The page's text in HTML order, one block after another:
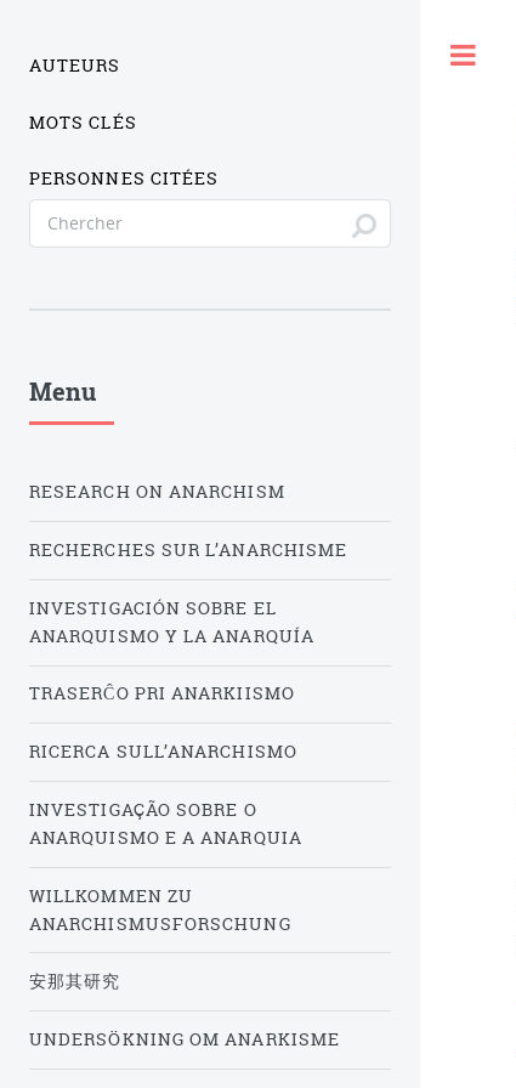
AUTEURS
MOTS CLÉS
PERSONNES CITÉES
Menu
RESEARCH ON ANARCHISM
RECHERCHES SUR L’ANARCHISME
INVESTIGACIÓN SOBRE EL
ANARQUISMO Y LA ANARQUÍA
TRASERĈO PRI ANARKIISMO
RICERCA SULL’ANARCHISMO
INVESTIGAÇÃO SOBRE O
ANARQUISMO E A ANARQUIA
WILLKOMMEN ZU
ANARCHISMUSFORSCHUNG
安那其研究
UNDERSÖKNING OM ANARKISME